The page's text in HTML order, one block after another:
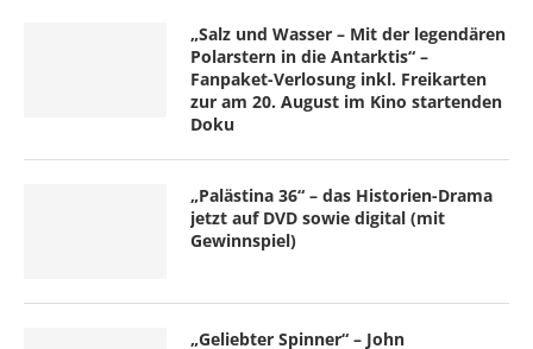
„Salz und Wasser – Mit der legendären
Polarstern in die Antarktis“ –
Fanpaket-Verlosung inkl. Freikarten
zur am 20. August im Kino startenden
Doku
„Palästina 36“ – das Historien-Drama
jetzt auf DVD sowie digital (mit
Gewinnspiel)
„Geliebter Spinner“ – John